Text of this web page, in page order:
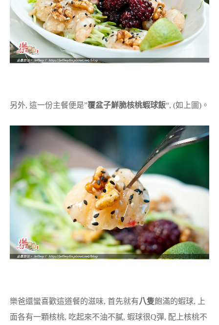
另外, 這一份主餐便是”覆盆子鮮脆核桃蝦球飯“, (如上圖)。
樂爸還蠻喜歡這道餐的滋味, 首先就有八隻飽滿的蝦球, 上
面各有一顆核桃, 吃起來不油不膩, 蝦球很Q彈, 配上核桃不